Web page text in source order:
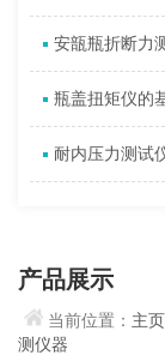
安瓿瓶折断力
瓶盖扭矩仪的
耐内压力测试
产品展示
当前位置： 主
测仪器